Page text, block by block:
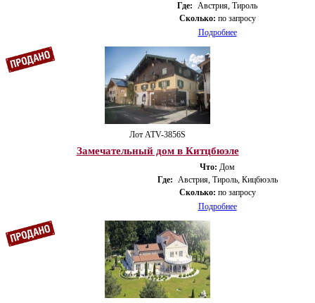
Где: Австрия, Тироль
Сколько: по запросу
Подробнее
Лот ATV-3856S
Замечательный дом в Китцбюэле
Что: Дом
Где: Австрия, Тироль, Кицбюэль
Сколько: по запросу
Подробнее